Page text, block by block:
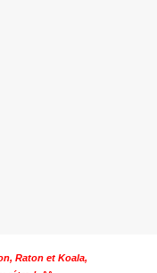
Raton et Koala,